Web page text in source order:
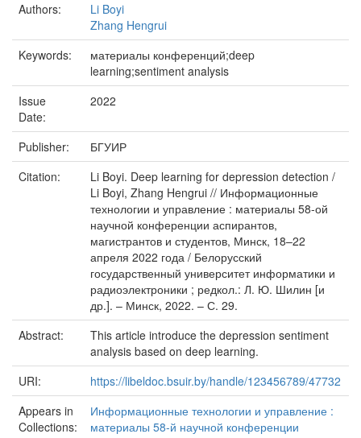
Authors:
Li Boyi
Zhang Hengrui
Keywords:
материалы конференций;deep
learning;sentiment analysis
Issue
Date:
2022
Publisher:
БГУИР
Citation:
Li Boyi. Deep learning for depression detection /
Li Boyi, Zhang Hengrui // Информационные
технологии и управление : материалы 58-ой
научной конференции аспирантов,
магистрантов и студентов, Минск, 18–22
апреля 2022 года / Белорусский
государственный университет информатики и
радиоэлектроники ; редкол.: Л. Ю. Шилин [и
др.]. – Минск, 2022. – С. 29.
Abstract:
This article introduce the depression sentiment
analysis based on deep learning.
URI:
https://libeldoc.bsuir.by/handle/123456789/47732
Appears in
Collections:
Информационные технологии и управление :
материалы 58-й научной конференции